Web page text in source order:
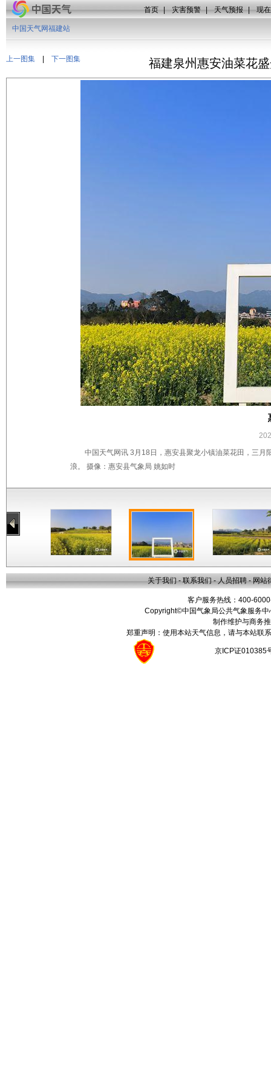
首页 | 灾害预警 | 天气预报 | 现
上一图集 下一图集
中国天气网福建站
福建泉州惠安油菜花
中国天气网讯 3月18日，惠安县聚龙小镇油菜花田，三
浪。 摄像：惠安县气象局 姚如时
关于我们 - 联系我们 - 人员招聘 - 网站
客户服务热线：400-
Copyright©中国气象局公共气象服务
制作维护与商务
郑重声明：使用本站天气信息，请与本站联
京ICP证010385